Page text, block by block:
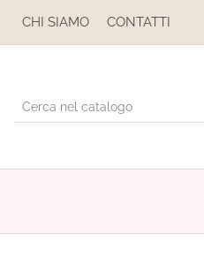
CHI SIAMO CONTATTI